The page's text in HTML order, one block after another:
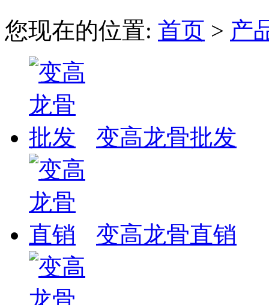
您现在的位置: 首页 > 产
变高龙骨批发
变高龙骨直销